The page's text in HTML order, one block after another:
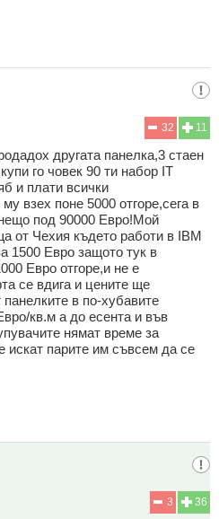
11
32
другата панелка,3 стаен
го човек 90 ти набор IT
и плати всички
взех поне 5000 отгоре,сега в
под 90000 Евро!Мой
от Чехия където работи в IBM
1500 Евро защото тук в
Евро отгоре,и не е
се вдига и цените ще
панелките в по-хубавите
кв.м а до есента и във
нямат време за
парите им съвсем да се
36
3